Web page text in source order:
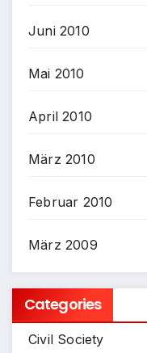
Juni 2010
Mai 2010
April 2010
März 2010
Februar 2010
März 2009
Categories
Civil Society